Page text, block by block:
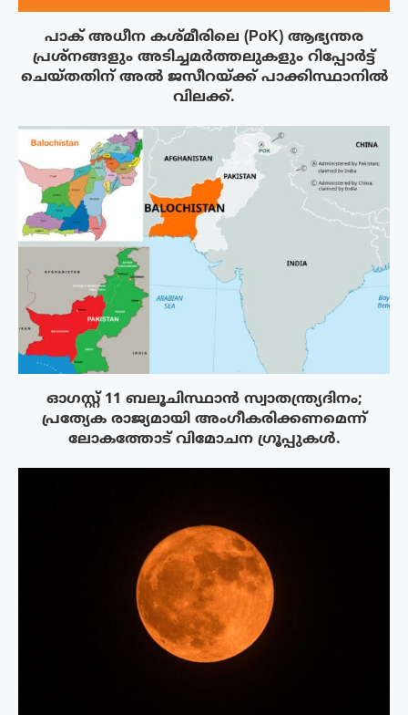
പാക് അധീന കശ്മീരിലെ (PoK) ആഭ്യന്തര
പ്രശ്നങ്ങളും അടിച്ചമർത്തലുകളും റിപ്പോർട്ട്
ചെയ്തതിന് അൽ ജസീറയ്‌ക്ക് പാക്കിസ്ഥാനിൽ
വിലക്ക്.
ഓഗസ്റ്റ് 11 ബലൂചിസ്ഥാൻ സ്വാതന്ത്ര്യദിനം;
പ്രത്യേക രാജ്യമായി അംഗീകരിക്കണമെന്ന്
ലോകത്തോട് വിമോചന ഗ്രൂപ്പുകൾ.